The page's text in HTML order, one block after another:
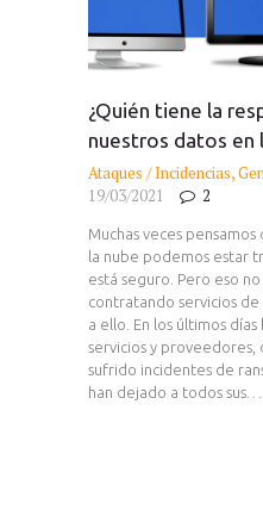
¿Quién tiene la
nuestros datos en
Ataques / Incidencias,
19/03/2021
2
Muchas veces
la nube podemos estar
está seguro. Pero eso no
contratando servicios
a ello. En los últimos
servicios y proveedores,
sufrido incidentes de
han dejado a todos sus…